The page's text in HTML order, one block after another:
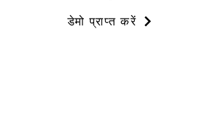
डेमो प्राप्त करें